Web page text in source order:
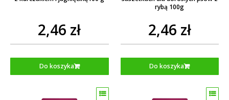
2,46 zł
Do koszyka
rybą 100g
2,46 zł
Do koszyka